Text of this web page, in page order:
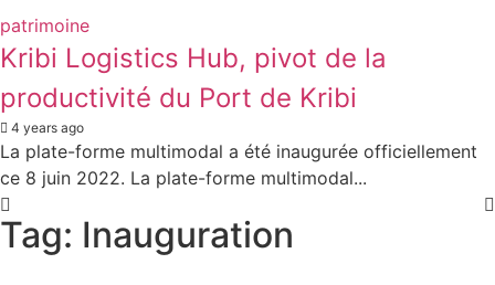
patrimoine
Kribi Logistics Hub, pivot de la
productivité du Port de Kribi
4 years ago
La plate-forme multimodal a été inaugurée officiellement
ce 8 juin 2022. La plate-forme multimodal...
Tag: Inauguration